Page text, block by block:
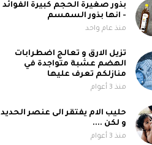
بذور صغيرة الحجم كبيرة الفوائد
- انها بذور السمسم
منذ عام واحد
تزيل الارق و تعالج اضطرابات
الهضم عشبة متواجدة في
منازلكم تعرف عليها
منذ 3 أعوام
حليب الام يفتقر الى عنصر الحديد
و لكن ....
منذ 3 أعوام